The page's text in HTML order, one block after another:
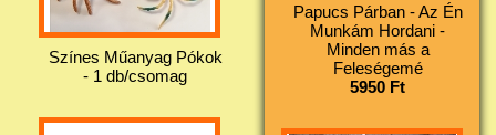
Színes Műanyag Pókok
- 1 db/csomag
Papucs Párban - Az Én
Munkám Hordani -
Minden más a
Feleségemé
5950 Ft